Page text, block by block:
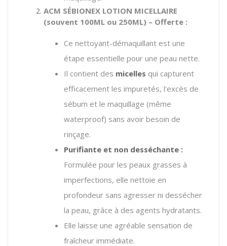
ACM SÉBIONEX LOTION MICELLAIRE
(souvent 100ML ou 250ML) – Offerte :
Ce nettoyant-démaquillant est une
étape essentielle pour une peau nette.
Il contient des micelles qui capturent
efficacement les impuretés, l'excès de
sébum et le maquillage (même
waterproof) sans avoir besoin de
rinçage.
Purifiante et non desséchante :
Formulée pour les peaux grasses à
imperfections, elle nettoie en
profondeur sans agresser ni dessécher
la peau, grâce à des agents hydratants.
Elle laisse une agréable sensation de
fraîcheur immédiate.